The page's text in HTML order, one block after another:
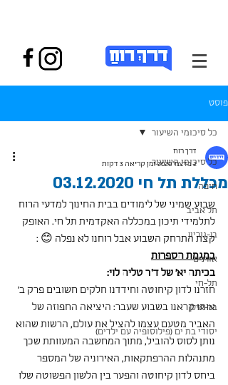
פוסט
כל סיכומי השיעור
חיפה
תל אביב
בן-גוריון
אורנים
תל-חי
בר-אילן
יסודי בת ים (פילוסופיה עם ילדים)
כל סיכומי השיעור
מכללת תל חי 03.12.2020
דרך רוח
2 בדצמ׳ 2020
זמן קריאה 3 דקות
שבוע שמיני של לימודים בבית החינוך למדעי הרוח
לתלמידי תיכון במכללה האקדמית תל חי. האופק
קצת התרחק השבוע אבל רוחנו לא נפלה 😊 :
במגמת הספרות
בכיתה יא' של ד"ר טליה לוי:
חזרנו לדון קיחוטה וחידדנו חלקים חשובים פרק ב'
אותו קראנו בשבוע שעבר: היציאה החפוזה של
האביר מטעם עצמו להציל את עולם, הרשות שהוא
נותן לסוס להוביל, מתוך המחשבה המעוותת שכך
מתנהלות ההרפתקאות, האירוניה של המספר
ביחס לדון קיחוטה והפער בין הלשון הפשוטה שלו